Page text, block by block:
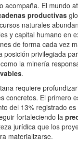
acompaña. El mundo
productivas
naturales
y capital humano en
de forma cada vez
posición privilegiada
la minería
.
requiere
concretos. El primero
del 13% registrado
fortaleciendo la
jurídica que los
materializarse.